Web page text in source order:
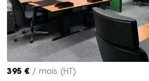
395 € / mois (HT)